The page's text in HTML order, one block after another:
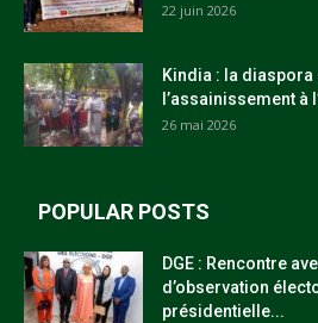
22 juin 2026
Kindia : la diaspora
l’assainissement à
26 mai 2026
POPULAR POSTS
DGE : Rencontre
d’observation
présidentielle...